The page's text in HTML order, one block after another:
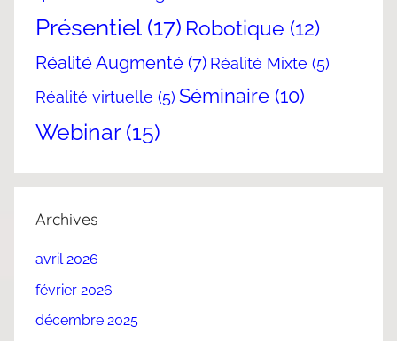
Présentiel(17) Robotique (12)
Réalité Augmenté (7) Réalité Mixte (5)
Réalité virtuelle (5) Séminaire (10)
Webinar(15)
Archives
avril 2026
février 2026
décembre 2025